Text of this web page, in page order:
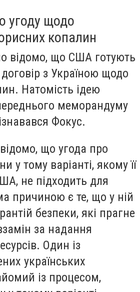
угоду щодо
копалин
відомо, що США готують
з Україною щодо
Натомість ідею
меморандуму
Фокус.
що угода про
у тому варіанті, якому її
не підходить для
причиною є те, що у ній
безпеки, які прагне
за надання
Один із
українських
із процесом,